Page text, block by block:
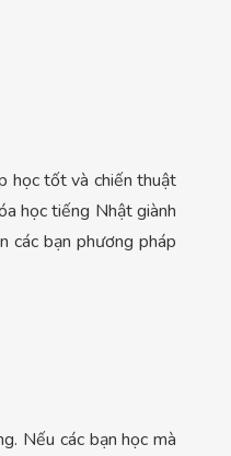
học tốt và chiến thuật
học tiếng Nhật giành
các bạn phương pháp
Nếu các bạn học mà